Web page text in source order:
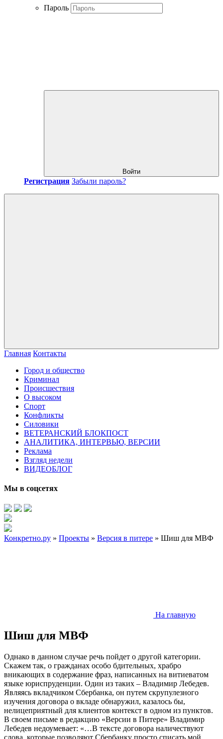
Пароль
Войти
Регистрация Забыли пароль?
Главная Контакты
Город и общество
Криминал
Происшествия
О высоком
Спорт
Конфликты
Силовики
ВЕТЕРАНСКИЙ БЛОКПОСТ
АНАЛИТИКА, ИНТЕРВЬЮ, ВЕРСИИ
Реклама
Взгляд недели
ВИДЕОБЛОГ
Мы в соцсетях
Конкретно.ру » Проекты » Версия в питере » Шиш для МВФ
На главную
Шиш для МВФ
Однако в данном случае речь пойдет о другой категории.
Скажем так, о гражданах особо бдительных, храбро
вникающих в содержание фраз, написанных на витиеватом
языке юриспруденции. Один из таких – Владимир Лебедев.
Являясь вкладчиком Сбербанка, он путем скрупулезного
изучения договора о вкладе обнаружил, казалось бы,
нелицеприятный для клиентов контекст в одном из пунктов.
В своем письме в редакцию «Версии в Питере» Владимир
Лебедев недоумевает: «…В тексте договора наличествуют